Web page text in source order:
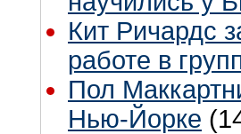
Кит Ричардс
работе в
Пол
Нью-Йорке